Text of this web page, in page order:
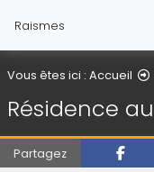
Raismes
Vous êtes ici : Accueil
Résidence
Partagez